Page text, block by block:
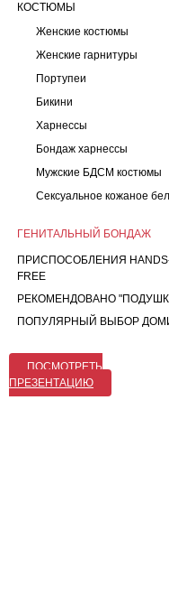
КОСТЮМЫ
Женские костюмы
Женские гарнитуры
Портупеи
Бикини
Харнессы
Бондаж харнессы
Мужские БДСМ костюмы
Сексуальное кожаное
ГЕНИТАЛЬНЫЙ БОНДАЖ
ПРИСПОСОБЛЕНИЯ
FREE
РЕКОМЕНДОВАНО
ПОПУЛЯРНЫЙ ВЫБОР
ПОСМОТРЕТЬ
ПРЕЗЕНТАЦИЮ